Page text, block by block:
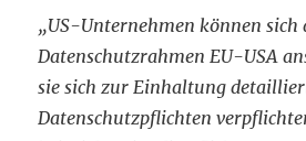
„US-Unternehmen können sich
Datenschutzrahmen EU-USA
sie sich zur Einhaltung
Datenschutzpflichten